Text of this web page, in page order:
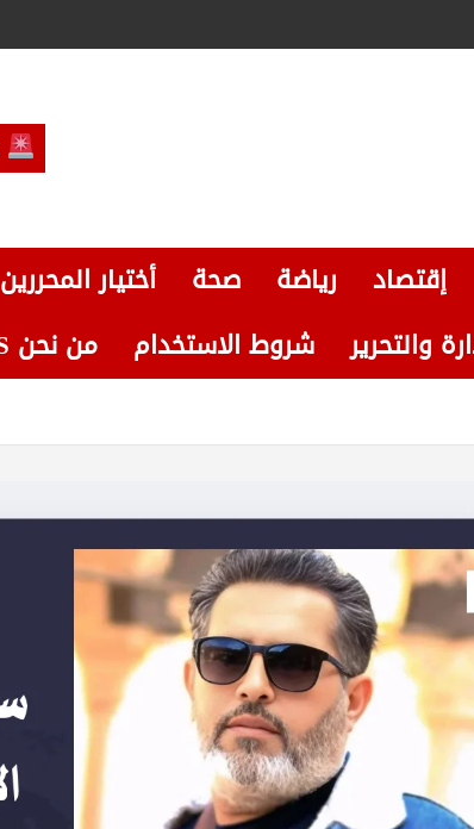
إقتصاد رياضة صحة أختيار المحررين
والتحرير شروط الاستخدام
من نحن BAZNEWS